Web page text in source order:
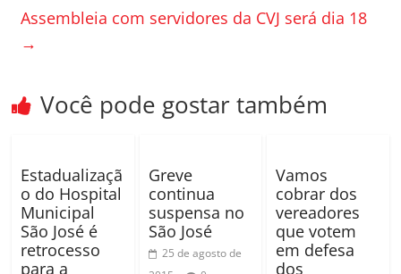
o til
Assembleia com servidores da CVJ será dia 18
→
Você pode gostar também
Estadualizaçã
o do Hospital
Municipal
São José é
retrocesso
para a
Greve
continua
suspensa no
São José
25 de agosto de
Vamos
cobrar dos
vereadores
que votem
em defesa
dos